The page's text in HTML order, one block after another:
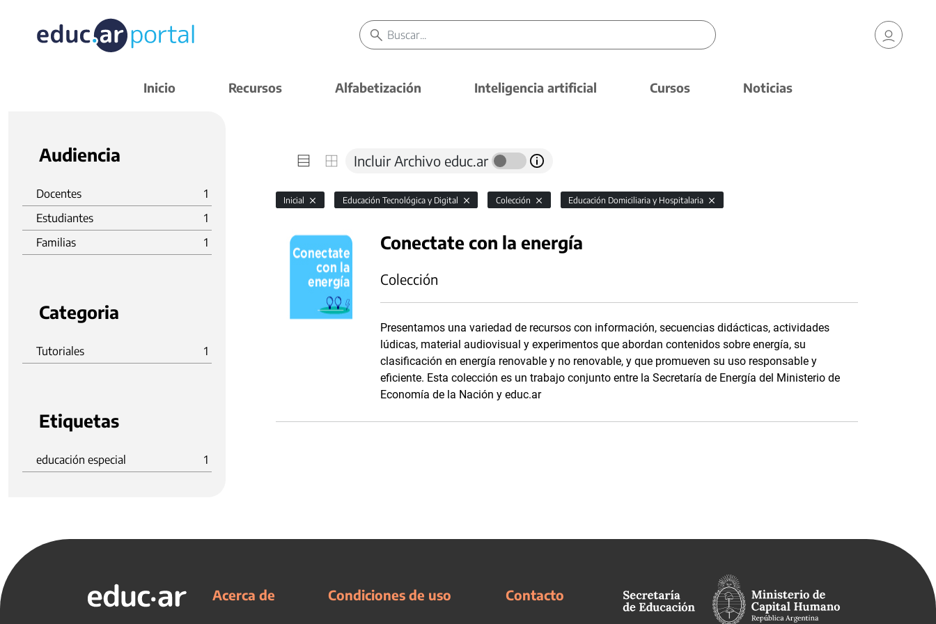
Inicio Recursos Alfabetización Inteligencia artificial Cursos Noticias
Audiencia
Docentes
1
Estudiantes
1
Familias
1
Categoria
Tutoriales 1
Etiquetas
educación especial 1
Incluir Archivo educ.ar
Inicial Educación Tecnológica y Digital Colección Educación Domiciliaria y Hospitalaria
Conectate con la energía
Colección
Presentamos una variedad de recursos con información, secuencias didácticas, actividades
lúdicas, material audiovisual y experimentos que abordan contenidos sobre energía, su
clasificación en energía renovable y no renovable, y que promueven su uso responsable y
eficiente. Esta colección es un trabajo conjunto entre la Secretaría de Energía del Ministerio de
Economía de la Nación y educ.ar
Acerca de Condiciones de uso Contacto